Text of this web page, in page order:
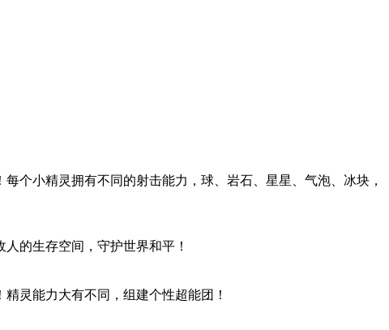
个小精灵拥有不同的射击能力，球、岩石、星星、气泡、冰块，
的生存空间，守护世界和平！
灵能力大有不同，组建个性超能团！